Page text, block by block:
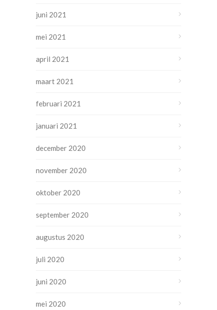
juni 2021
mei 2021
april 2021
maart 2021
februari 2021
januari 2021
december 2020
november 2020
oktober 2020
september 2020
augustus 2020
juli 2020
juni 2020
mei 2020